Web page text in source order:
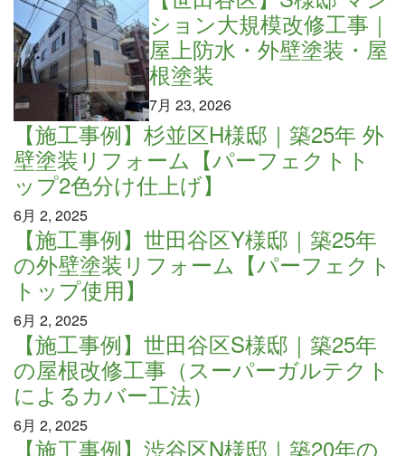
ション大規模改修工事｜
屋上防水・外壁塗装・屋
根塗装
7月 23, 2026
【施工事例】杉並区H様邸｜築25年 外
壁塗装リフォーム【パーフェクトト
ップ2色分け仕上げ】
6月 2, 2025
【施工事例】世田谷区Y様邸｜築25年
の外壁塗装リフォーム【パーフェクト
トップ使用】
6月 2, 2025
【施工事例】世田谷区S様邸｜築25年
の屋根改修工事（スーパーガルテクト
によるカバー工法）
6月 2, 2025
【施工事例】渋谷区N様邸｜築20年の